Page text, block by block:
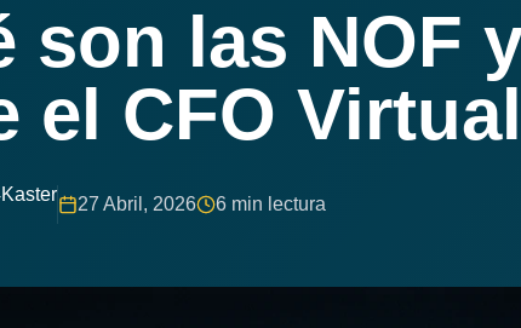
son las NOF
el CFO
27 Abril, 2026 6 min lectura